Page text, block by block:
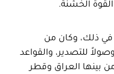
القوة الخشنة.
في ذلك، وكان من
للتصدير، والقواعد
بينها العراق وقطر